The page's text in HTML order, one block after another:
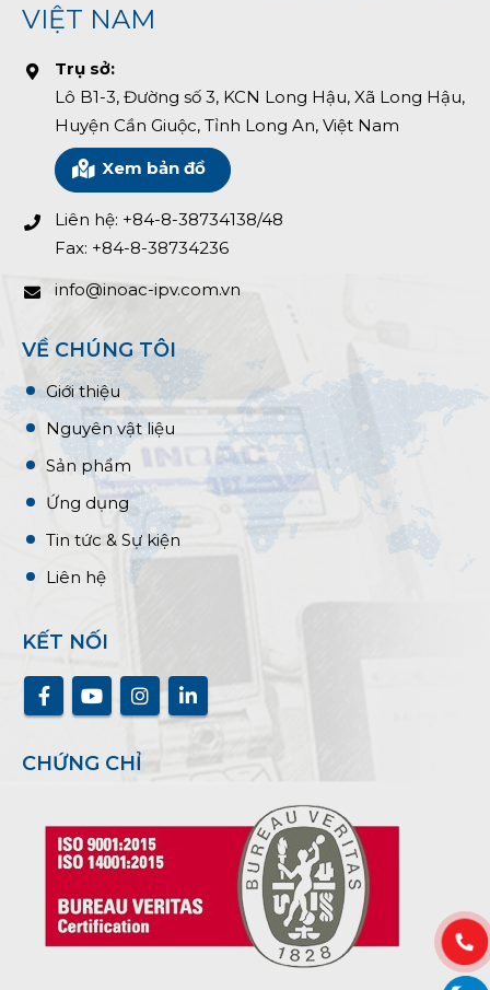
VIỆT NAM
Trụ sở:
Lô B1-3, Đường số 3, KCN Long Hậu, Xã Long Hậu,
Huyện Cần Giuộc, Tỉnh Long An, Việt Nam
Xem bản đồ
Liên hệ: +84-8-38734138/48
Fax: +84-8-38734236
info@inoac-ipv.com.vn
VỀ CHÚNG TÔI
Giới thiệu
Nguyên vật liệu
Sản phẩm
Ứng dụng
Tin tức & Sự kiện
Liên hệ
KẾT NỐI
CHỨNG CHỈ